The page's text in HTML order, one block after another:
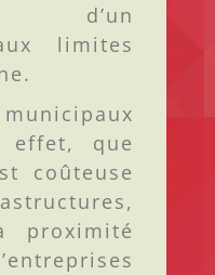
d’un
limites
effet, que
coûteuse
proximité